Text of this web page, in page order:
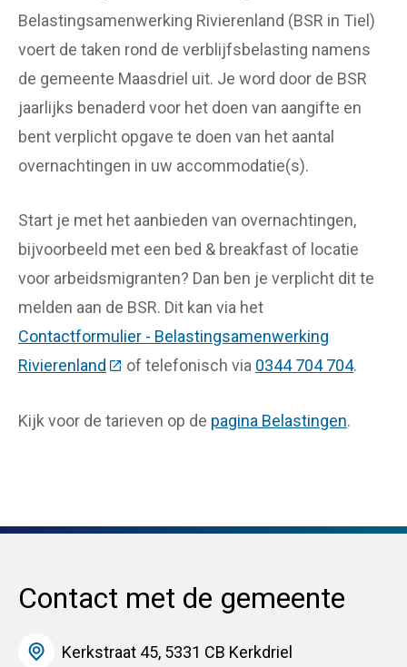
Belastingsamenwerking Rivierenland (BSR in Tiel)
voert de taken rond de verblijfsbelasting namens
de gemeente Maasdriel uit. Je word door de BSR
jaarlijks benaderd voor het doen van aangifte en
bent verplicht opgave te doen van het aantal
overnachtingen in uw accommodatie(s).
Start je met het aanbieden van overnachtingen,
bijvoorbeeld met een bed & breakfast of locatie
voor arbeidsmigranten? Dan ben je verplicht dit te
melden aan de BSR. Dit kan via het
Contactformulier - Belastingsamenwerking
Rivierenland (Deze link gaat naar een externe website)
of telefonisch via 0344 704 704.
Kijk voor de tarieven op de pagina Belastingen.
Contact met de gemeente
Kerkstraat 45, 5331 CB Kerkdriel